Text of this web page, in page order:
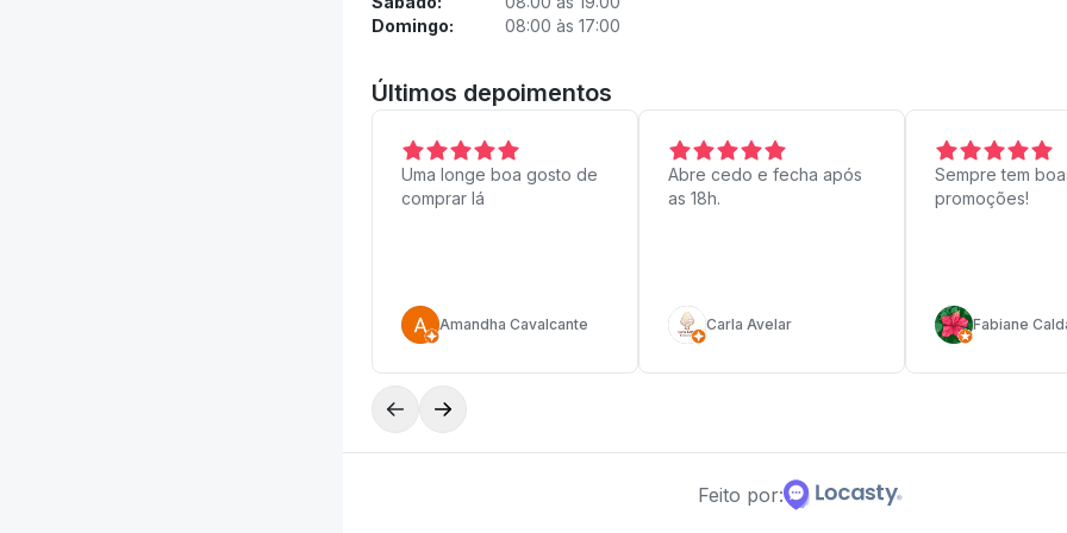
Domingo:
08:00 às 17:00
Últimos depoimentos
Uma longe boa gosto de
comprar lá
Amandha Cavalcante
Abre cedo e fecha após
as 18h.
Carla Avelar
Sempre tem
promoções!
Fabiane
Feito por: